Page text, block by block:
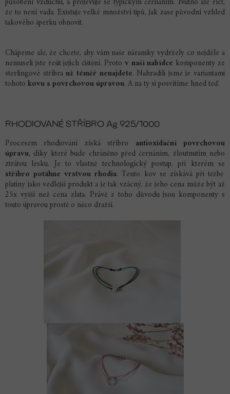
že to není vada. Existuje velké množství tipů, jak zase původní vzhled
takového šperku obnovit.
Chápeme ale, že chcete, aby vám naše náramky vydržely co nejdéle a
nemuseli jste řešit jejich čištění. Proto v naší nabídce komponenty ze
sterlingové stříbrauž téměř nenajdete. Nahradili jsme je variantami
tohotokovu s povrchovou úpravou. A na ty si posvítíme hned teď.
RHODIOVANÉ STŘÍBRO Ag 925/1000
Procesem rhodiování získá stříbro antioxidační povrchovou
úpravu, díky které bude chráněno před černáním, žloutnutím nebo
ztrátou lesku. Je to vlastně technologický postup, při kterém se
stříbro potáhne vrstvou rhodia. Tento kov se získává při těžbě
platiny jako vedlejší produkt a je tak vzácný, že jeho cena může být až
25x vyšší než cena zlata. Právě z toho důvodu jsou komponenty s
touto úpravou prostě o něco dražší.